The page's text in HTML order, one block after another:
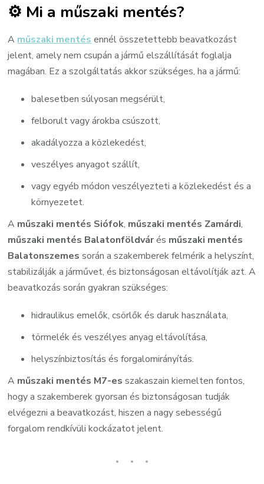
⚙️ Mi a műszaki mentés?
A műszaki mentés ennél összetettebb beavatkozást
jelent, amely nem csupán a jármű elszállítását foglalja
magában. Ez a szolgáltatás akkor szükséges, ha a jármű:
balesetben súlyosan megsérült,
felborult vagy árokba csúszott,
akadályozza a közlekedést,
veszélyes anyagot szállít,
vagy egyéb módon veszélyezteti a közlekedést és a
környezetet.
A műszaki mentés Siófok, műszaki mentés Zamárdi,
műszaki mentés Balatonföldvárés műszaki mentés
Balatonszemes során a szakemberek felmérik a helyszínt,
stabilizálják a járművet, és biztonságosan eltávolítják azt. A
beavatkozás során gyakran szükséges:
hidraulikus emelők, csörlők és daruk használata,
törmelék és veszélyes anyag eltávolítása,
helyszínbiztosítás és forgalomirányítás.
A műszaki mentés M7-es szakaszain kiemelten fontos,
hogy a szakemberek gyorsan és biztonságosan tudják
elvégezni a beavatkozást, hiszen a nagy sebességű
forgalom rendkívüli kockázatot jelent.